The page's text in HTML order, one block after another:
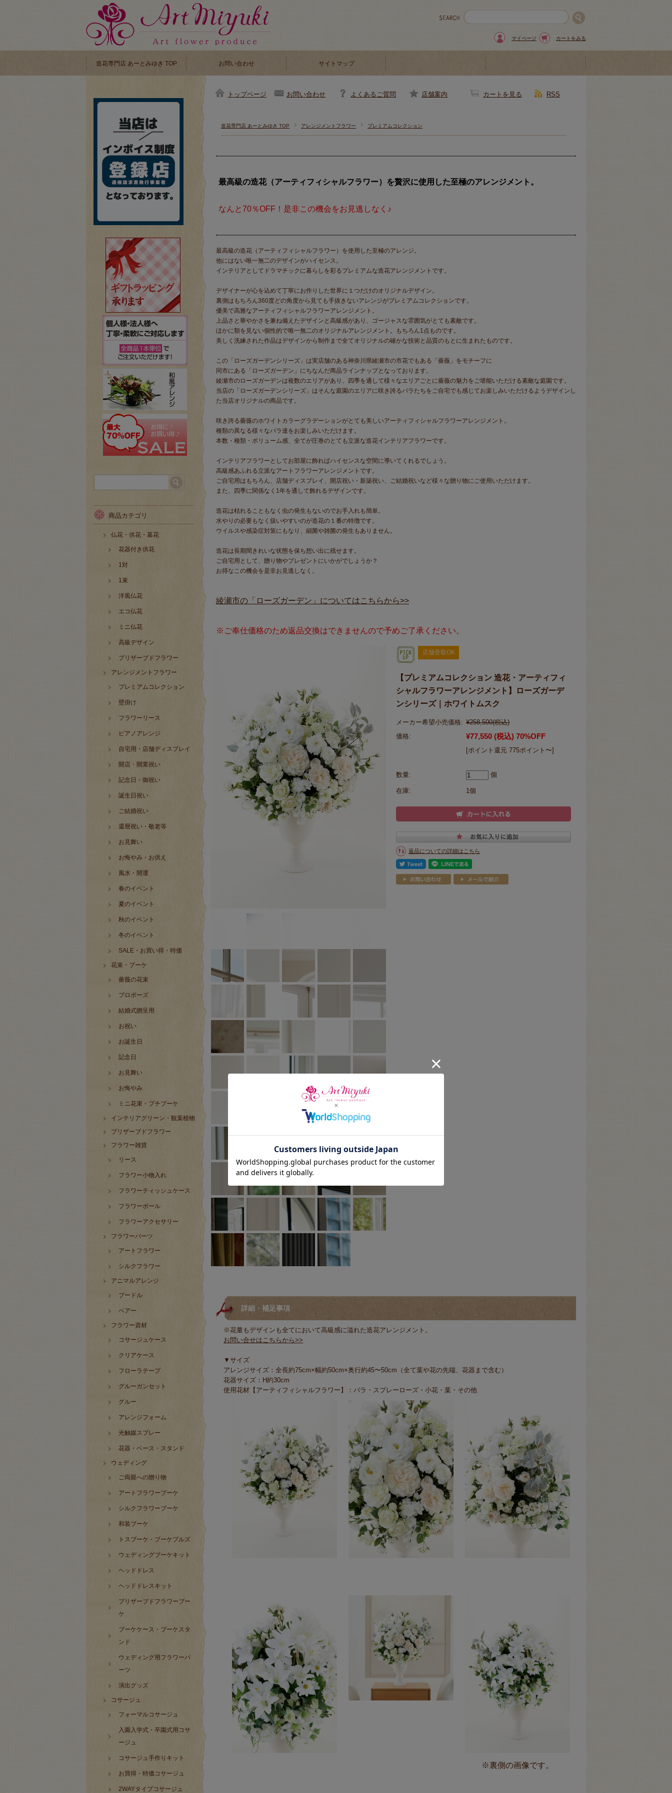
マイページ カートをみる
造花専門店 あーとみゆき TOP お問い合わせ サイトマップ
トップページ お問い合わせ よくあるご質問 店舗案内 カートを見る RSS
造花専門店 あーとみゆき TOP アレンジメントフラワー プレミアムコレクション
最高級の造花（アーティフィシャルフラワー）を贅沢に使用した至極のアレンジメント。
なんと70％OFF！是非この機会をお見逃しなく♪
最高級の造花（アーティフィシャルフラワー）を使用した至極のアレンジ。
他にはない唯一無二のデザインがハイセンス。
インテリアとしてドラマチックに暮らしを彩るプレミアムな造花アレンジメントです。
デザイナーが心を込めて丁寧にお作りした世界に１つだけのオリジナルデザイン。
裏側はもちろん360度どの角度から見ても手抜きないアレンジがプレミアムコレクションです。
優美で高雅なアーティフィシャルフラワーアレンジメント。
上品さと華やかさを兼ね備えたデザインと高級感があり、ゴージャスな雰囲気がとても素敵です。
ほかに類を見ない個性的で唯一無二のオリジナルアレンジメント。もちろん1点ものです。
美しく洗練された作品はデザインから制作まで全てオリジナルの確かな技術と品質のもとに生まれたものです。
この「ローズガーデンシリーズ」は実店舗のある神奈川県綾瀬市の市花でもある「薔薇」をモチーフに
同市にある「ローズガーデン」にちなんだ商品ラインナップとなっております。
綾瀬市のローズガーデンは複数のエリアがあり、四季を通して様々なエリアごとに薔薇の魅力をご堪能いただける素敵な庭園です。
当店の「ローズガーデンシリーズ」はそんな庭園のエリアに咲き誇るバラたちをご自宅でも感じてお楽しみいただけるようデザインし
た当店オリジナルの商品です。
咲き誇る薔薇のホワイトカラーグラデーションがとても美しいアーティフィシャルフラワーアレンジメント。
種類の異なる様々なバラ達をお楽しみいただけます。
本数・種類・ボリューム感、全てが圧巻のとても立派な造花インテリアフラワーです。
インテリアフラワーとしてお部屋に飾ればハイセンスな空間に導いてくれるでしょう。
高級感あふれる立派なアートフラワーアレンジメントです。
ご自宅用はもちろん、店舗ディスプレイ、開店祝い・新築祝い、ご結婚祝いなど様々な贈り物にご使用いただけます。
また、四季に関係なく1年を通して飾れるデザインです。
造花は枯れることもなく虫の発生もないのでお手入れも簡単。
水やりの必要もなく扱いやすいのが造花の１番の特徴です。
ウイルスや感染症対策にもなり、細菌や雑菌の発生もありません。
造花は長期間きれいな状態を保ち想い出に残せます。
ご自宅用として、贈り物やプレゼントにいかがでしょうか？
お得なこの機会を是非お見逃しなく。
綾瀬市の「ローズガーデン」についてはこちらから>>
※ご奉仕価格のため返品交換はできませんので予めご了承ください。
店舗受取OK
【プレミアムコレクション 造花・アーティフィ
シャルフラワーアレンジメント】ローズガーデ
ンシリーズ｜ホワイトムスク
メーカー希望小売価格: ¥258,500(税込)
価格:
¥77,550 (税込) 70%OFF
[ポイント還元 775ポイント〜]
数量: 個
在庫: 1個
返品についての詳細はこちら
詳細・補足事項
※花量もデザインも全てにおいて高級感に溢れた造花アレンジメント。
お問い合せはこちらから>>
▼サイズ
アレンジサイズ：全長約75cm×幅約50cm×奥行約45〜50cm（全て葉や花の先端、花器まで含む）
花器サイズ：H約30cm
使用花材【アーティフィシャルフラワー】：バラ・スプレーローズ・小花・葉・その他
※裏側の画像です。
商品カテゴリ
仏花・供花・墓花
花器付き供花
1対
1束
洋風仏花
エコ仏花
ミニ仏花
高級デザイン
プリザーブドフラワー
アレンジメントフラワー
プレミアムコレクション
壁掛け
フラワーリース
ピアノアレンジ
自宅用・店舗ディスプレイ
開店・開業祝い
記念日・御祝い
誕生日祝い
ご結婚祝い
還暦祝い・敬老等
お見舞い
お悔やみ・お供え
風水・開運
春のイベント
夏のイベント
秋のイベント
冬のイベント
SALE・お買い得・特価
花束・ブーケ
薔薇の花束
プロポーズ
結婚式贈呈用
お祝い
お誕生日
記念日
お見舞い
お悔やみ
ミニ花束・プチブーケ
インテリアグリーン・観葉植物
プリザーブドフラワー
フラワー雑貨
リース
フラワー小物入れ
フラワーティッシュケース
フラワーボール
フラワーアクセサリー
フラワーパーツ
アートフラワー
シルクフラワー
アニマルアレンジ
プードル
ベアー
フラワー資材
コサージュケース
クリアケース
フローラテープ
グルーガンセット
グルー
アレンジフォーム
光触媒スプレー
花器・ベース・スタンド
ウェディング
ご両親への贈り物
アートフラワーブーケ
シルクフラワーブーケ
和装ブーケ
トスブーケ・ブーケプルズ
ウェディングブーケキット
ヘッドドレス
ヘッドドレスキット
プリザーブドフラワーブー
ケ
ブーケケース・ブーケスタ
ンド
ウェディング用フラワーパ
ーツ
演出グッズ
コサージュ
フォーマルコサージュ
入園入学式・卒園式用コサ
ージュ
コサージュ手作りキット
お買得・特価コサージュ
2WAYタイプコサージュ